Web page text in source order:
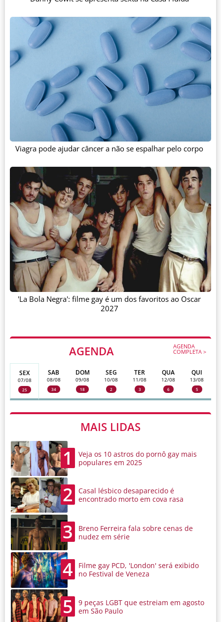
AGENDA AGENDA
COMPLETA >
SEX
07/08
25
SAB
08/08
34
DOM
09/08
18
SEG
10/08
2
TER
11/08
3
QUA
12/08
6
QUI
13/08
5
MAIS LIDAS
1
Veja os 10 astros do pornô gay mais
populares em 2025
2
Casal lésbico desaparecido é
encontrado morto em cova rasa
3
Breno Ferreira fala sobre cenas de
nudez em série
4
Filme gay PCD, 'London' será exibido
no Festival de Veneza
5
9 peças LGBT que estreiam em agosto
em São Paulo
Viagra pode ajudar câncer a não se espalhar pelo corpo
'La Bola Negra': filme gay é um dos favoritos ao Oscar
2027